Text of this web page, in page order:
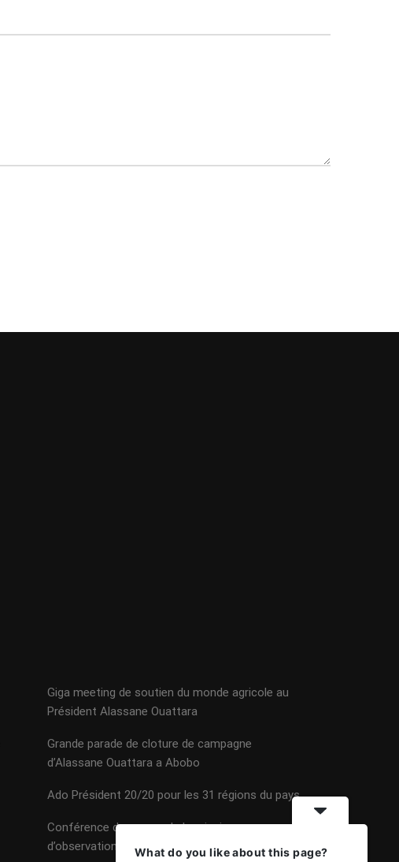
Giga meeting de soutien du monde agricole au
Président Alassane Ouattara
Grande parade de cloture de campagne
d’Alassane Ouattara a Abobo
Ado Président 20/20 pour les 31 régions du pays.
Conférence de presse de la mission
d’observation électorale de la CEDEAO
What do you like about this page?